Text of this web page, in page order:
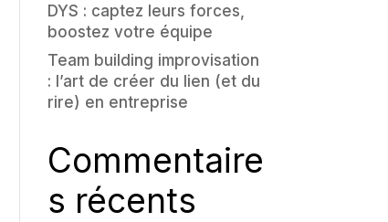
DYS : captez leurs forces,
boostez votre équipe
Team building improvisation
: l’art de créer du lien (et du
rire) en entreprise
Commentaire
s récents